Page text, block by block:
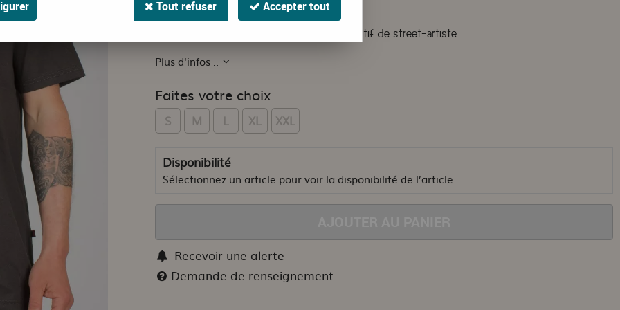
21,00 €TTC
Collection de T-shirts réalisés par un collectif de street-artiste
Plus d'infos ..
Faites votre choix
S M L XL XXL
Disponibilité
Sélectionnez un article pour voir la disponibilité de l’article
Recevoir une alerte
Demande de renseignement
Tout refuser Accepter tout